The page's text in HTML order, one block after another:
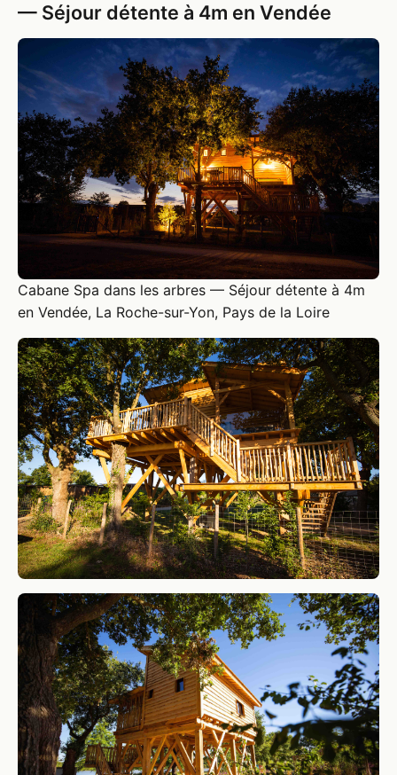
— Séjour détente à 4m en Vendée
Cabane Spa dans les arbres — Séjour détente à 4m
en Vendée, La Roche-sur-Yon, Pays de la Loire